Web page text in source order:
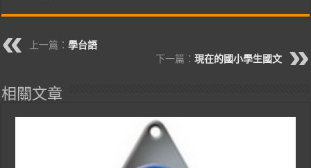
上一篇：學台語
下一篇： 現在的國小學生國文
相關文章